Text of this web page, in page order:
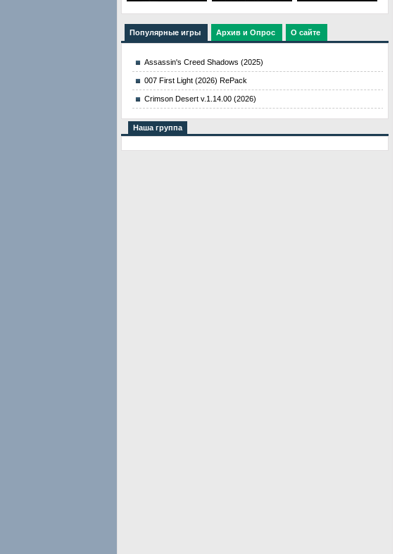
Популярные игры Архив и Опрос О сайте
Assassin's Creed Shadows (2025)
007 First Light (2026) RePack
Crimson Desert v.1.14.00 (2026)
Наша группа